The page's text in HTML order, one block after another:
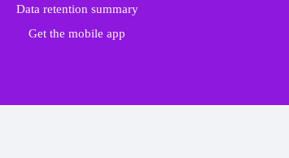
Data retention summary
Get the mobile app